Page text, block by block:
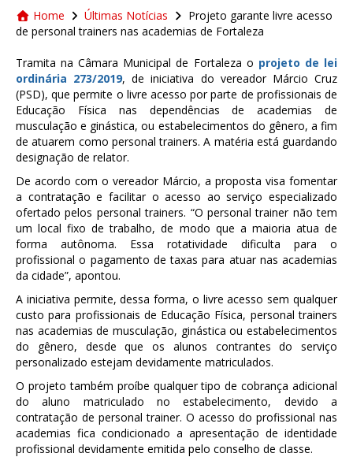
Home Últimas Notícias
Projeto garante livre acesso
de personal trainers nas academias de Fortaleza
Tramita na Câmara Municipal de Fortaleza o projeto de lei
ordinária 273/2019, de iniciativa do vereador Márcio Cruz
(PSD), que permite o livre acesso por parte de profissionais de
Educação Física nas dependências de academias de
musculação e ginástica, ou estabelecimentos do gênero, a fim
de atuarem como personal trainers. A matéria está guardando
designação de relator.
De acordo com o vereador Márcio, a proposta visa fomentar
a contratação e facilitar o acesso ao serviço especializado
ofertado pelos personal trainers. “O personal trainer não tem
um local fixo de trabalho, de modo que a maioria atua de
forma autônoma. Essa rotatividade dificulta para o
profissional o pagamento de taxas para atuar nas academias
da cidade”, apontou.
A iniciativa permite, dessa forma, o livre acesso sem qualquer
custo para profissionais de Educação Física, personal trainers
nas academias de musculação, ginástica ou estabelecimentos
do gênero, desde que os alunos contrantes do serviço
personalizado estejam devidamente matriculados.
O projeto também proíbe qualquer tipo de cobrança adicional
do aluno matriculado no estabelecimento, devido a
contratação de personal trainer. O acesso do profissional nas
academias fica condicionado a apresentação de identidade
profissional devidamente emitida pelo conselho de classe.